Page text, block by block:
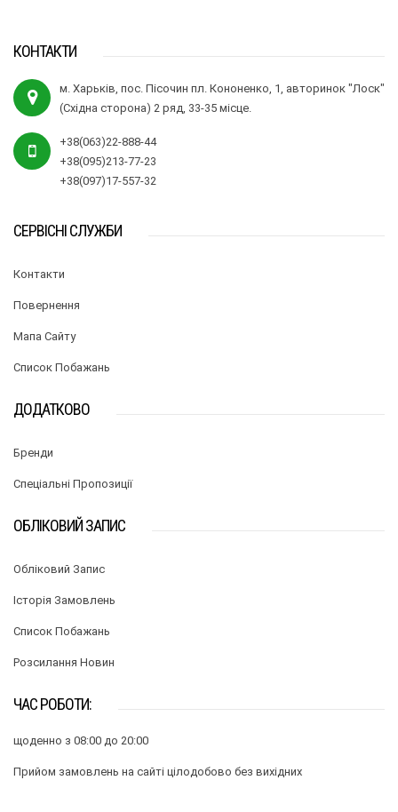
КОНТАКТИ
м. Харьків, пос. Пісочин пл. Кононенко, 1, авторинок "Лоск"
(Східна сторона) 2 ряд, 33-35 місце.
+38(063)22-888-44
+38(095)213-77-23
+38(097)17-557-32
СЕРВІСНІ СЛУЖБИ
Контакти
Повернення
Мапа Сайту
Список Побажань
ДОДАТКОВО
Бренди
Спеціальні Пропозиції
ОБЛІКОВИЙ ЗАПИС
Обліковий Запис
Історія Замовлень
Список Побажань
Розсилання Новин
ЧАС РОБОТИ:
щоденно з 08:00 до 20:00
Прийом замовлень на сайті цілодобово без вихідних